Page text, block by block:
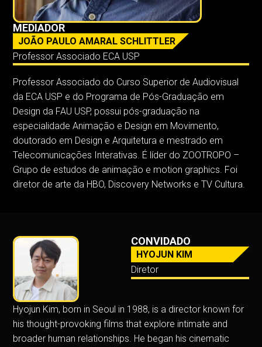
MEDIADOR
JOÃO PAULO AMARAL SCHLITTLER
Professor Associado ECA USP
Professor Associado do Curso Superior de Audiovisual
da ECA USP e do Programa de Pós-Graduação em
Design da FAU USP, possui pós-graduação na
especialidade Animação e Design em Movimento,
doutorado em Design e Arquitetura e mestrado em
Telecomunicações Interativas. É líder do ZOOTROPO –
Grupo de estudos de animação e motion graphics. Foi
diretor de arte da HBO, Discovery Networks e TV Cultura.
CONVIDADO
HYOJUN KIM
Diretor
Hyojun Kim, born in Seoul in 1988, is a director known for
his thought-provoking films that explore intimate and
broader human relationships. He began his cinematic